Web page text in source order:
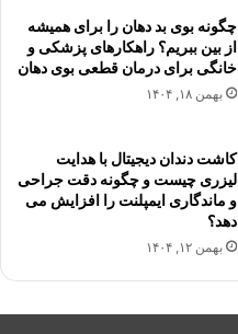
چگونه بوی بد دهان را برای همیشه
از بین ببریم؟ راهکارهای پزشکی و
خانگی برای درمان قطعی بوی دهان
بهمن ۱۸, ۱۴۰۴
کاشت دندان دیجیتال با هدایت
لیزری چیست و چگونه دقت جراحی
و ماندگاری ایمپلنت را افزایش می
دهد؟
بهمن ۱۲, ۱۴۰۴